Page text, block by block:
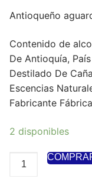
Antioqueño
Contenido de
De Antioquía,
Destilado De
Escencias
Fabricante
2 disponibles